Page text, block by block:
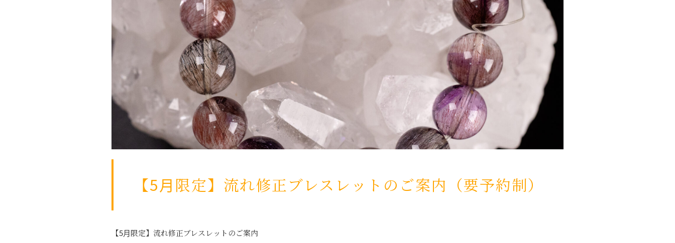
【5月限定】流れ修正ブレスレットのご案内（要予約制）
【5月限定】流れ修正ブレスレットのご案内